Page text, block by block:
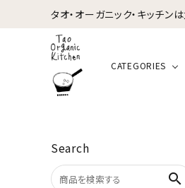
タオ・オーガニック・キッチ
CATEGORIES
Search
search